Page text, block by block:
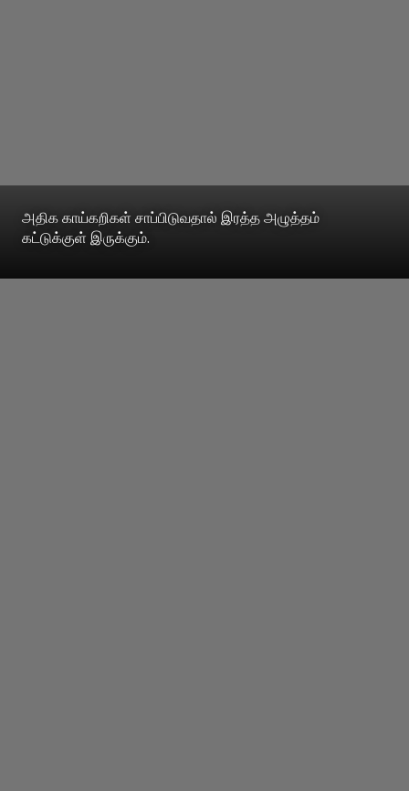
அதிக காய்கறிகள் சாப்பிடுவதால் இரத்த அழுத்தம்
கட்டுக்குள் இருக்கும்.